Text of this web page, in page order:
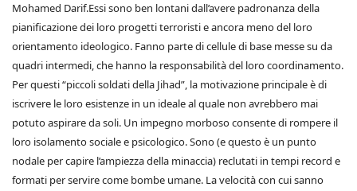
Mohamed Darif.Essi sono ben lontani dall’avere padronanza della
pianificazione dei loro progetti terroristi e ancora meno del loro
orientamento ideologico. Fanno parte di cellule di base messe su da
quadri intermedi, che hanno la responsabilità del loro coordinamento.
Per questi “piccoli soldati della Jihad”, la motivazione principale è di
iscrivere le loro esistenze in un ideale al quale non avrebbero mai
potuto aspirare da soli. Un impegno morboso consente di rompere il
loro isolamento sociale e psicologico. Sono (e questo è un punto
nodale per capire l’ampiezza della minaccia) reclutati in tempi record e
formati per servire come bombe umane. La velocità con cui sanno